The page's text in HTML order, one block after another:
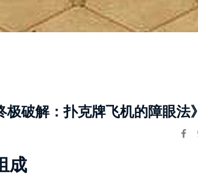
破解：扑克牌飞机的障眼法》
成